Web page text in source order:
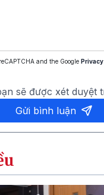
and the Google
sẽ được xét duyệt
Gửi bình luận